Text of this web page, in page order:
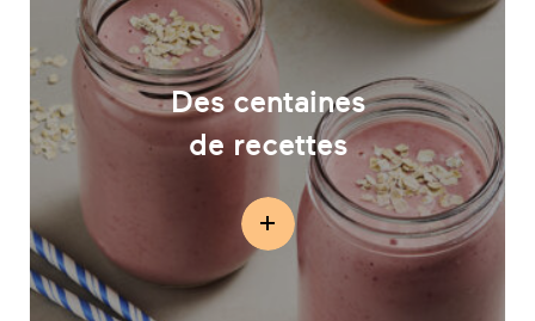
Des centaines
de recettes